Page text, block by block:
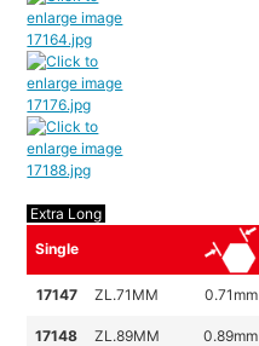
Extra Long
Single
17147 ZL.71MM 0.71mm
17148 ZL.89MM 0.89mm